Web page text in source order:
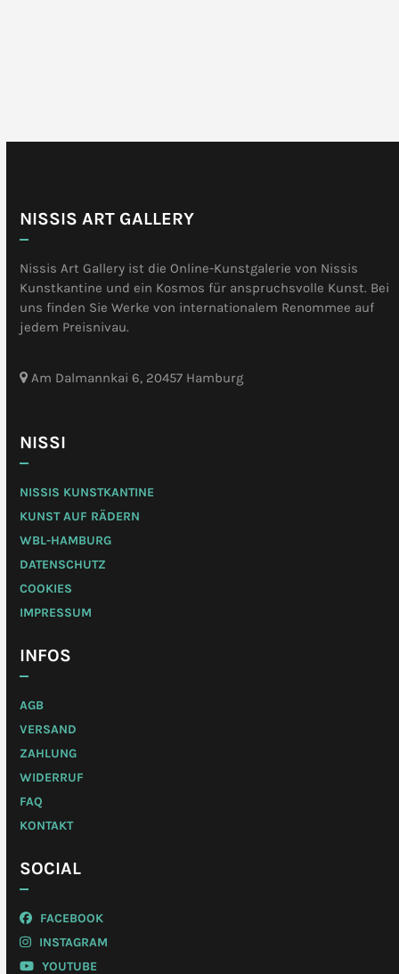
NISSIS ART GALLERY
Nissis Art Gallery ist die Online-Kunstgalerie von Nissis
Kunstkantine und ein Kosmos für anspruchsvolle Kunst. Bei
uns finden Sie Werke von internationalem Renommee auf
jedem Preisnivau.
Am Dalmannkai 6, 20457 Hamburg
NISSI
NISSIS KUNSTKANTINE
KUNST AUF RÄDERN
WBL-HAMBURG
DATENSCHUTZ
COOKIES
IMPRESSUM
INFOS
AGB
VERSAND
ZAHLUNG
WIDERRUF
FAQ
KONTAKT
SOCIAL
FACEBOOK
INSTAGRAM
YOUTUBE